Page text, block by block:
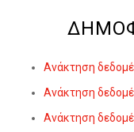
Ανάκτηση
Ανάκτηση
Ανάκτηση